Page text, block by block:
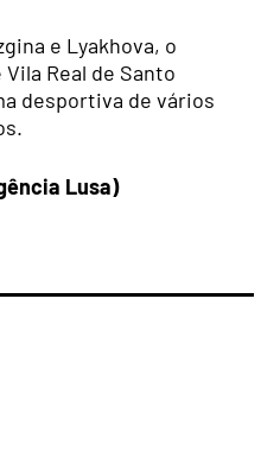
e Lyakhova, o
Real de Santo
desportiva de vários
Lusa)